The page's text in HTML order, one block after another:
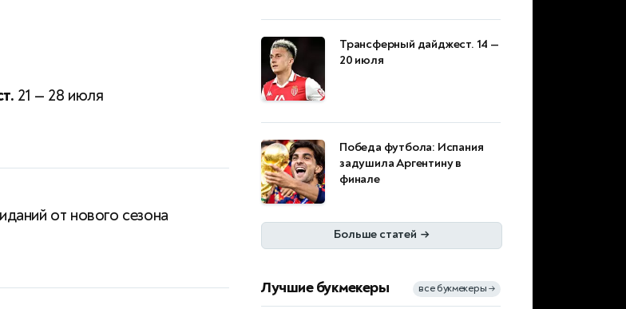
21 — 28 июля
от нового сезона
Трансферный дайджест. 14 —
20 июля
Победа футбола: Испания
задушила Аргентину в
финале
Больше статей →
Лучшие букмекеры все букмекеры →